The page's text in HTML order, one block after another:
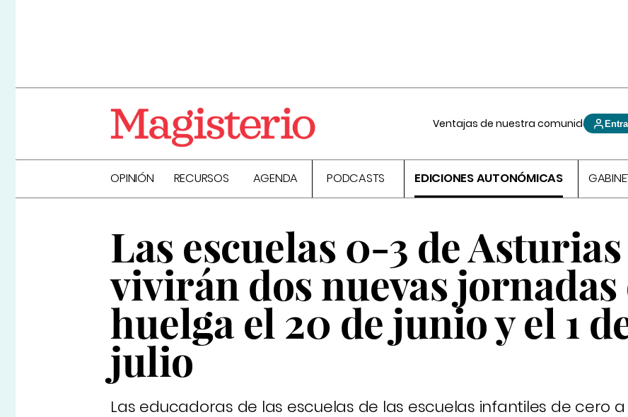
Ventajas de nuestra comunidad
OPINIÓN RECURSOS AGENDA PODCASTS EDICIONES AUTONÓMICAS
Las escuelas 0-3 de Asturias
vivirán dos nuevas jornadas
huelga el 20 de junio y el 1
julio
Las educadoras de las escuelas de las escuelas infantiles de cero